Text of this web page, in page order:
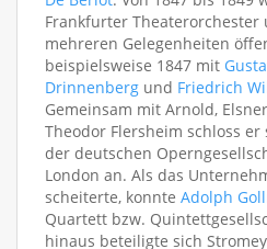
Frankfurter Theaterorchester
mehreren Gelegenheiten
beispielsweise 1847 mit
Drinnenberg und Friedrich
Gemeinsam mit Arnold,
Theodor Flersheim schloss
der deutschen
London an. Als das
scheiterte, konnte Adolph
Quartett bzw.
hinaus beteiligte sich